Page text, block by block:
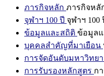
ภารกิจหลัก ภารกิจหลั
จุฬาฯ 100 ปี จุฬาฯ 100
ข้อมูลและสถิติ ข้อมูล
บุคคลสำคัญที่มาเยือน
การจัดอันดับมหาวิทย
การรับรองหลักสูตร ก